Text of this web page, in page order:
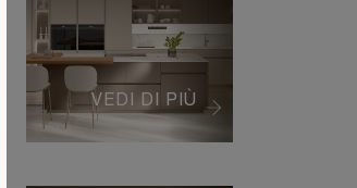
VEDI DI PIÙ